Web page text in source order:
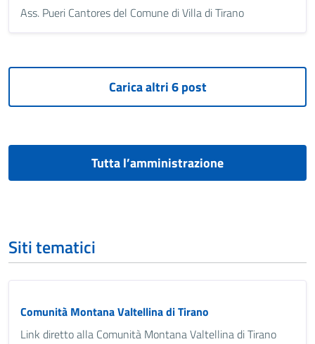
Ass. Pueri Cantores del Comune di Villa di Tirano
Tutta l’amministrazione
Siti tematici
Comunità Montana Valtellina di Tirano
Link diretto alla Comunità Montana Valtellina di Tirano